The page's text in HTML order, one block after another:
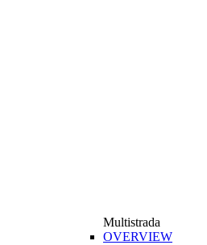
Multistrada
OVERVIEW